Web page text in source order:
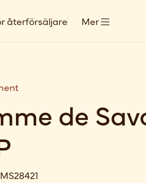
återförsäljare Mer
de
MS28421